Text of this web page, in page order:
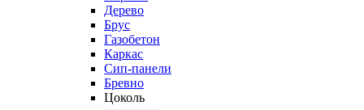
Дерево
Брус
Газобетон
Каркас
Сип-панели
Бревно
Цоколь